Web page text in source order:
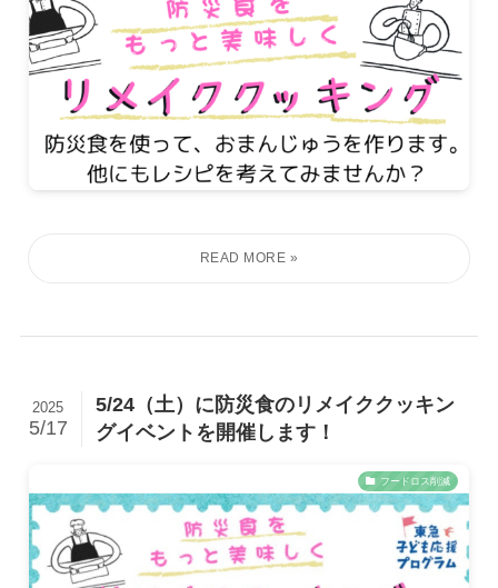
5/24（土）に防災食のリメイククッキン
グイベントを開催します！
2025
5/17
フードロス削減